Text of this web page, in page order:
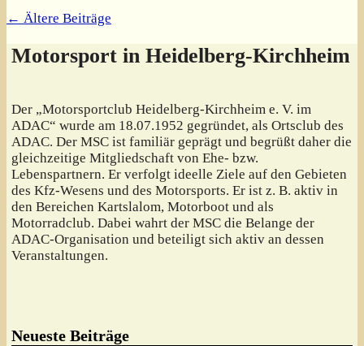
← Ältere Beiträge
Motorsport in Heidelberg-Kirchheim
Der „Motorsportclub Heidelberg-Kirchheim e. V. im
ADAC“ wurde am 18.07.1952 gegründet, als Ortsclub des
ADAC. Der MSC ist familiär geprägt und begrüßt daher die
gleichzeitige Mitgliedschaft von Ehe- bzw.
Lebenspartnern. Er verfolgt ideelle Ziele auf den Gebieten
des Kfz-Wesens und des Motorsports. Er ist z. B. aktiv in
den Bereichen Kartslalom, Motorboot und als
Motorradclub. Dabei wahrt der MSC die Belange der
ADAC-Organisation und beteiligt sich aktiv an dessen
Veranstaltungen.
Neueste Beiträge